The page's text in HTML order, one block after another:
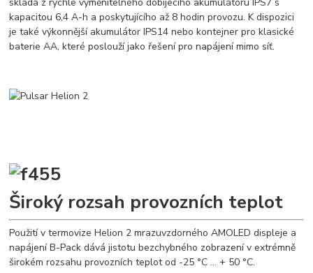
kapacitou 6,4 A-h a poskytujícího až 8 hodin provozu. K dispozici
je také výkonnější akumulátor IPS14 nebo kontejner pro klasické
baterie AA, které poslouží jako řešení pro napájení mimo síť.
Široký rozsah provozních teplot
Použití v termovize Helion 2 mrazuvzdorného AMOLED displeje a
napájení B-Pack dává jistotu bezchybného zobrazení v extrémně
širokém rozsahu provozních teplot od -25 °C ... + 50 °С.